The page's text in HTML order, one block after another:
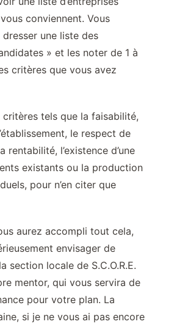
conviennent. Vous
une liste des
» et les noter de 1 à
critères que vous avez
critères tels que la faisabilité,
le respect de
rentabilité, l’existence d’une
existants ou la production
pour n’en citer que
aurez accompli tout cela,
envisager de
section locale de S.C.O.R.E.
mentor, qui vous servira de
pour votre plan. La
si je ne vous ai pas encore